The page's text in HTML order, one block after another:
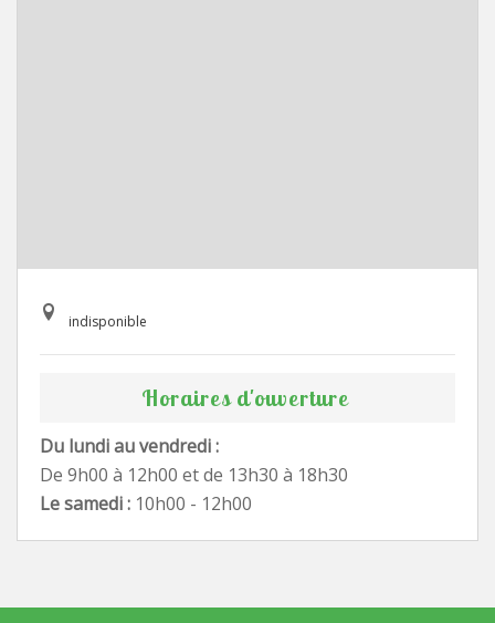
indisponible
Horaires d'ouverture
Du lundi au vendredi :
De 9h00 à 12h00 et de 13h30 à 18h30
Le samedi : 10h00 - 12h00